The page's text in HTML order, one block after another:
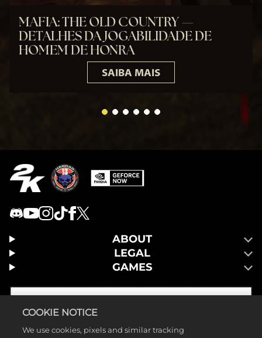
MAFIA: THE OLD COUNTRY —
DETALHES DA JOGABILIDADE DE
HOMEM DE HONRA
SAIBA MAIS
ABOUT
LEGAL
GAMES
COOKIE NOTICE
We use cookies, pixels and similar tracking